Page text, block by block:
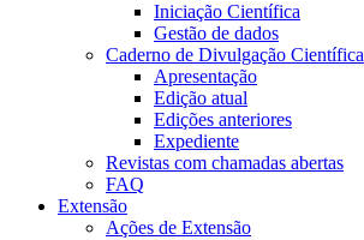
Iniciação Científica
Gestão de dados
Caderno de Divulgação Científica
Apresentação
Edição atual
Edições anteriores
Expediente
Revistas com chamadas abertas
FAQ
Extensão
Ações de Extensão